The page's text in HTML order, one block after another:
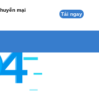
mại
Tải ngay